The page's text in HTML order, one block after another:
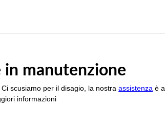
in manutenzione
scusiamo per il disagio, la nostraassistenza è a
informazioni